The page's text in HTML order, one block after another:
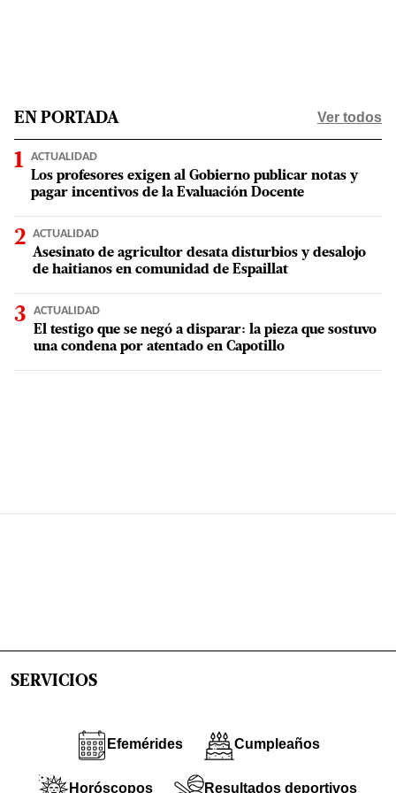
EN PORTADA Ver todos
ACTUALIDAD
Los profesores exigen al Gobierno publicar notas y
pagar incentivos de la Evaluación Docente
ACTUALIDAD
Asesinato de agricultor desata disturbios y desalojo
de haitianos en comunidad de Espaillat
ACTUALIDAD
El testigo que se negó a disparar: la pieza que sostuvo
una condena por atentado en Capotillo
SERVICIOS
Efemérides Cumpleaños
Horóscopos Resultados deportivos